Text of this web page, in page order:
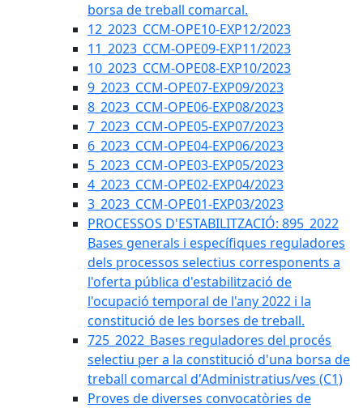
borsa de treball comarcal.
12_2023_CCM-OPE10-EXP12/2023
11_2023_CCM-OPE09-EXP11/2023
10_2023_CCM-OPE08-EXP10/2023
9_2023_CCM-OPE07-EXP09/2023
8_2023_CCM-OPE06-EXP08/2023
7_2023_CCM-OPE05-EXP07/2023
6_2023_CCM-OPE04-EXP06/2023
5_2023_CCM-OPE03-EXP05/2023
4_2023_CCM-OPE02-EXP04/2023
3_2023_CCM-OPE01-EXP03/2023
PROCESSOS D'ESTABILITZACIÓ: 895_2022
Bases generals i específiques reguladores
dels processos selectius corresponents a
l'oferta pública d'estabilització de
l'ocupació temporal de l'any 2022 i la
constitució de les borses de treball.
725_2022_Bases reguladores del procés
selectiu per a la constitució d'una borsa de
treball comarcal d'Administratius/ves (C1)
Proves de diverses convocatòries de